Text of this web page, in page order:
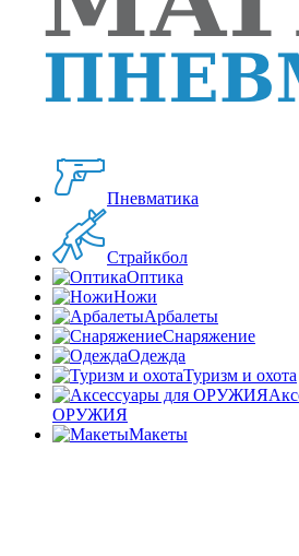
Пневматика
Страйкбол
Оптика
Ножи
Арбалеты
Снаряжение
Одежда
Туризм и охота
ОРУЖИЯ
Макеты